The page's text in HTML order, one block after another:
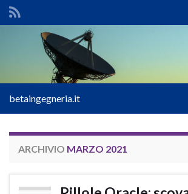
Search for:
betaingegneria.it
ARCHIVIO MARZO 2021